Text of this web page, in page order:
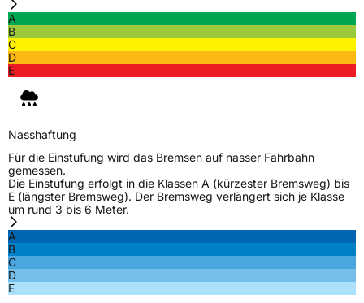
A
B
C
D
E
Nasshaftung
Für die Einstufung wird das Bremsen auf nasser Fahrbahn
gemessen.
Die Einstufung erfolgt in die Klassen A (kürzester Bremsweg) bis
E (längster Bremsweg). Der Bremsweg verlängert sich je Klasse
um rund 3 bis 6 Meter.
A
B
C
D
E